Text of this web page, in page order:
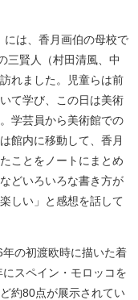
は、香月画伯の母校で
三賢人（村田清風、中
れました。児童らは前
て学び、この日は美術
学芸員から美術館での
館内に移動して、香月
ことをノートにまとめ
どいろいろな書き方が
しい」と感想を話して
の初渡欧時に描いた着
スペイン・モロッコを
約80点が展示されてい